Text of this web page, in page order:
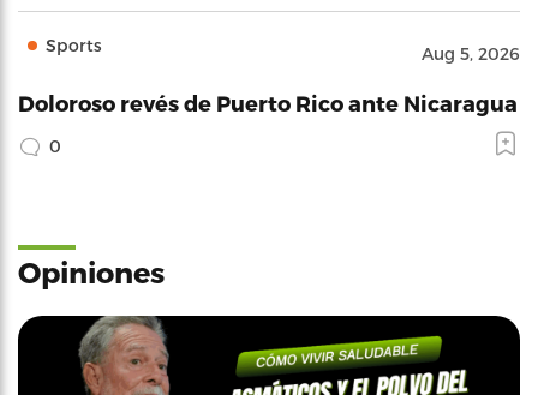
Sports Aug 5, 2026
Doloroso revés de Puerto Rico ante Nicaragua
0
Opiniones